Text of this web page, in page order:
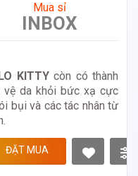
Mua sỉ
INBOX
KITTYcòn có thành
vệ da khỏi bức xạ cực
bụi và các tác nhân từ
ĐẶT MUA